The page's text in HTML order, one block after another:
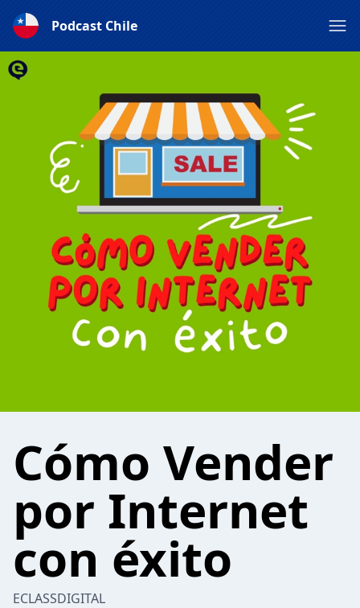
Podcast Chile
Cómo Vender
por Internet
con éxito
ECLASSDIGITAL